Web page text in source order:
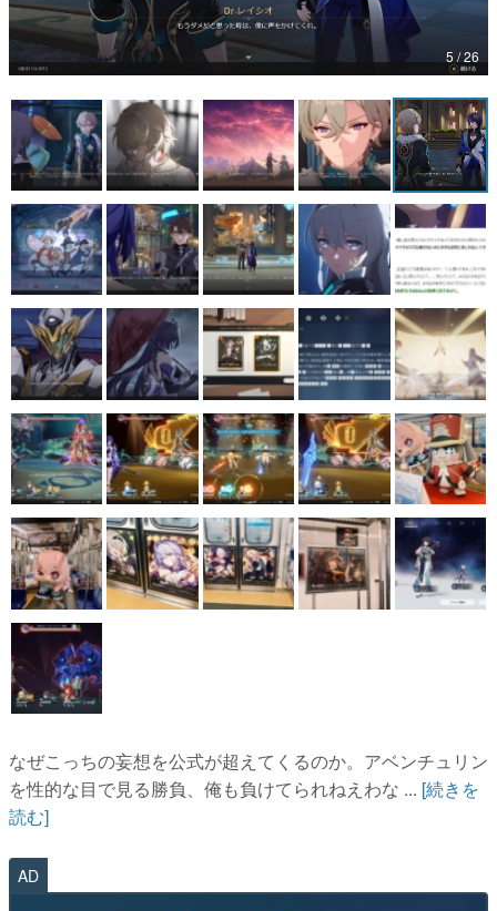
カテゴリ
マンガ
女性向け
アプリレビュー
その他
電ファミニコゲーマーとは？
運営：株式会社マレ
5 / 26
なぜこっちの妄想を公式が超えてくるのか。アベンチュリン
を性的な目で見る勝負、俺も負けてられねえわな ... [続きを
読む]
AD